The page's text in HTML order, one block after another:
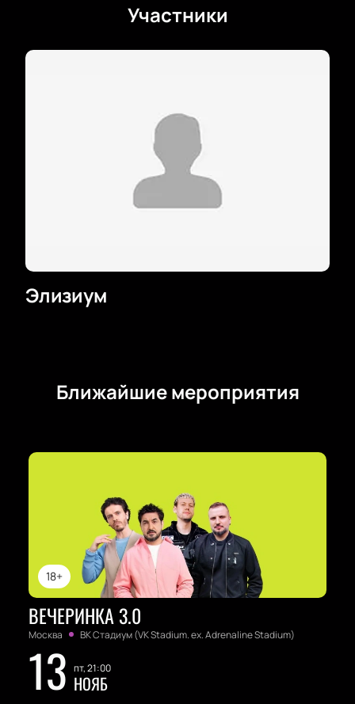
Участники
Элизиум
Ближайшие мероприятия
18+
ВЕЧЕРИНКА 3.0
Москва ВК Стадиум (VK Stadium. ex. Adrenaline Stadium)
13 пт, 21:00
НОЯБ